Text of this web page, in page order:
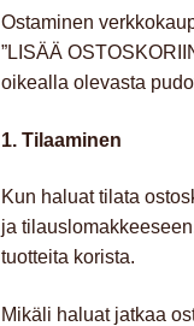
Ostaminen
”LISÄÄ
oikealla olevasta
1. Tilaaminen
Kun haluat tilata
ja
tuotteita korista.
Mikäli haluat jatkaa